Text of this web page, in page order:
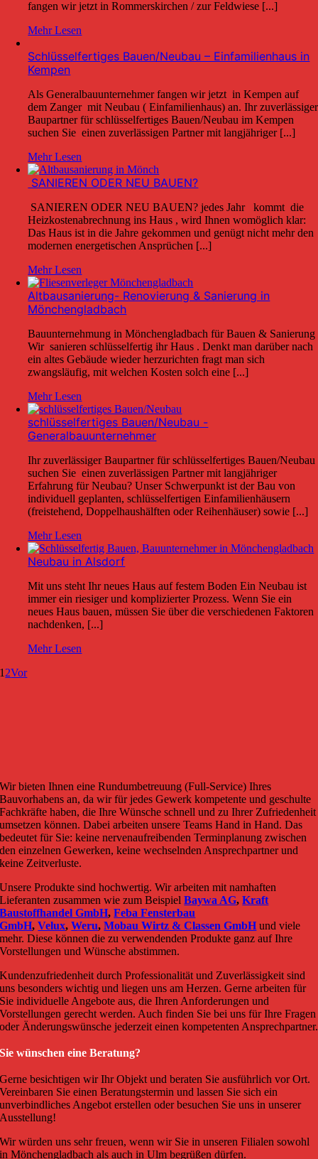
fangen wir jetzt in Rommerskirchen / zur Feldwiese [...]
Mehr Lesen
Schlüsselfertiges Bauen/Neubau – Einfamilienhaus in
Kempen
Als Generalbauunternehmer fangen wir jetzt in Kempen auf
dem Zanger mit Neubau ( Einfamilienhaus) an. Ihr zuverlässiger
Baupartner für schlüsselfertiges Bauen/Neubau im Kempen
suchen Sie einen zuverlässigen Partner mit langjähriger [...]
Mehr Lesen
SANIEREN ODER NEU BAUEN?
SANIEREN ODER NEU BAUEN? jedes Jahr kommt die
Heizkostenabrechnung ins Haus , wird Ihnen womöglich klar:
Das Haus ist in die Jahre gekommen und genügt nicht mehr den
modernen energetischen Ansprüchen [...]
Mehr Lesen
Altbausanierung- Renovierung & Sanierung in
Mönchengladbach
Bauunternehmung in Mönchengladbach für Bauen & Sanierung
Wir sanieren schlüsselfertig ihr Haus . Denkt man darüber nach
ein altes Gebäude wieder herzurichten fragt man sich
zwangsläufig, mit welchen Kosten solch eine [...]
Mehr Lesen
schlüsselfertiges Bauen/Neubau -
Generalbauunternehmer
Ihr zuverlässiger Baupartner für schlüsselfertiges Bauen/Neubau
suchen Sie einen zuverlässigen Partner mit langjähriger
Erfahrung für Neubau? Unser Schwerpunkt ist der Bau von
individuell geplanten, schlüsselfertigen Einfamilienhäusern
(freistehend, Doppelhaushälften oder Reihenhäuser) sowie [...]
Mehr Lesen
Neubau in Alsdorf
Mit uns steht Ihr neues Haus auf festem Boden Ein Neubau ist
immer ein riesiger und komplizierter Prozess. Wenn Sie ein
neues Haus bauen, müssen Sie über die verschiedenen Faktoren
nachdenken, [...]
Mehr Lesen
1 2Vor
Wir bieten Ihnen eine Rundumbetreuung (Full-Service) Ihres
Bauvorhabens an, da wir für jedes Gewerk kompetente und geschulte
Fachkräfte haben, die Ihre Wünsche schnell und zu Ihrer Zufriedenheit
umsetzen können. Dabei arbeiten unsere Teams Hand in Hand. Das
bedeutet für Sie: keine nervenaufreibenden Terminplanung zwischen
den einzelnen Gewerken, keine wechselnden Ansprechpartner und
keine Zeitverluste.
Unsere Produkte sind hochwertig. Wir arbeiten mit namhaften
Lieferanten zusammen wie zum Beispiel Baywa AG,Kraft
Baustoffhandel GmbH,Feba Fensterbau
GmbH,Velux,Weru,Mobau Wirtz & Classen GmbH und viele
mehr. Diese können die zu verwendenden Produkte ganz auf Ihre
Vorstellungen und Wünsche abstimmen.
Kundenzufriedenheit durch Professionalität und Zuverlässigkeit sind
uns besonders wichtig und liegen uns am Herzen. Gerne arbeiten für
Sie individuelle Angebote aus, die Ihren Anforderungen und
Vorstellungen gerecht werden. Auch finden Sie bei uns für Ihre Fragen
oder Änderungswünsche jederzeit einen kompetenten Ansprechpartner.
Sie wünschen eine Beratung?
Gerne besichtigen wir Ihr Objekt und beraten Sie ausführlich vor Ort.
Vereinbaren Sie einen Beratungstermin und lassen Sie sich ein
unverbindliches Angebot erstellen oder besuchen Sie uns in unserer
Ausstellung!
Wir würden uns sehr freuen, wenn wir Sie in unseren Filialen sowohl
in Mönchengladbach als auch in Ulm begrüßen dürfen.